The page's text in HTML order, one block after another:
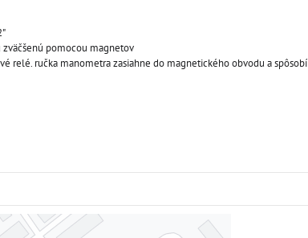
pomocou magnetov
relé. ručka manometra zasiahne do magnetického obvodu a spôsobí